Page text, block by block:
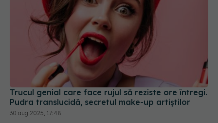
Trucul genial care face rujul să reziste ore întregi.
Pudra translucidă, secretul make-up artiștilor
30 aug 2025, 17:48